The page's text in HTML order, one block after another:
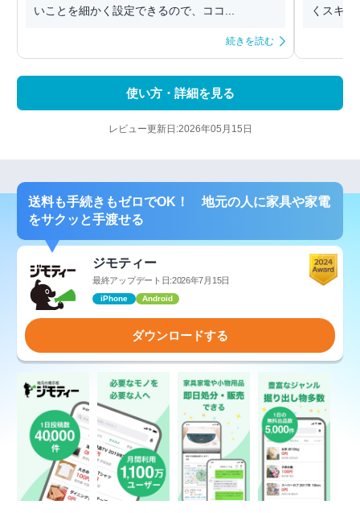
いことを細かく設定できるので、ココ...
続きを読む
くスキ
使い方・詳細を見る
レビュー更新日:2026年05月15日
送料も手続きもゼロでOK！ 地元の人に家具や家電
をサクッと手渡せる
ジモティー
最終アップデート日:2026年7月15日
iPhone Android
ダウンロードする